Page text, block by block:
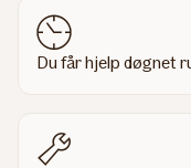
Du får hjelp døgnet